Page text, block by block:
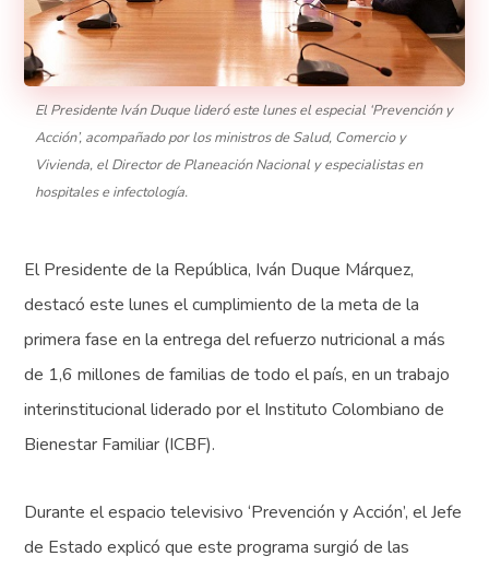
El Presidente Iván Duque lideró este lunes el especial ‘Prevención y
Acción’, acompañado por los ministros de Salud, Comercio y
Vivienda, el Director de Planeación Nacional y especialistas en
hospitales e infectología.
El Presidente de la República, Iván Duque Márquez,
destacó este lunes el cumplimiento de la meta de la
primera fase en la entrega del refuerzo nutricional a más
de 1,6 millones de familias de todo el país, en un trabajo
interinstitucional liderado por el Instituto Colombiano de
Bienestar Familiar (ICBF).
Durante el espacio televisivo ‘Prevención y Acción’, el Jefe
de Estado explicó que este programa surgió de las